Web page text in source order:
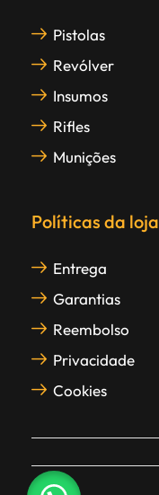
Pistolas
Revólver
Insumos
Rifles
Munições
Políticas da loja
Entrega
Garantias
Reembolso
Privacidade
Cookies